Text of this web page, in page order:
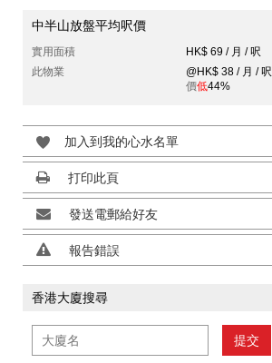
中半山放盤平均呎價
實用面積
HK$ 69 / 月 / 呎
此物業
@HK$ 38 / 月 / 呎
價低44%
加入到我的心水名單
打印此頁
發送電郵給好友
報告錯誤
香港大廈搜尋
提交